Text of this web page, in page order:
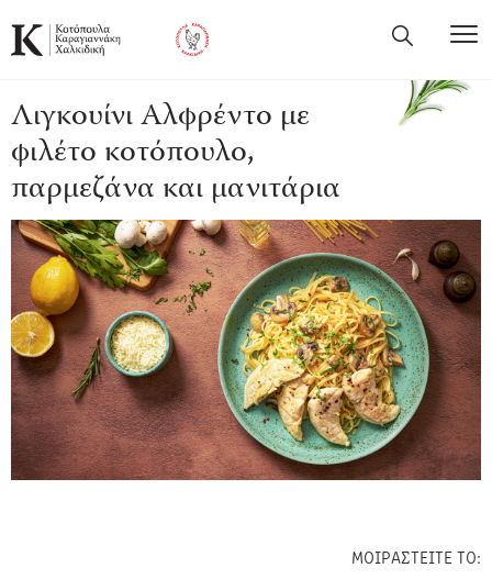
Λιγκουίνι Αλφρέντο με
φιλέτο κοτόπουλο,
παρμεζάνα και μανιτάρια
ΜΟΙΡΑΣΤΕΙΤΕ ΤΟ: